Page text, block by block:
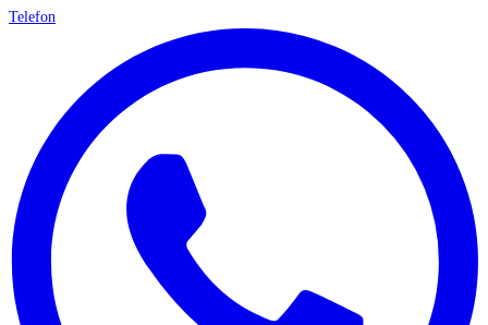
Telefon